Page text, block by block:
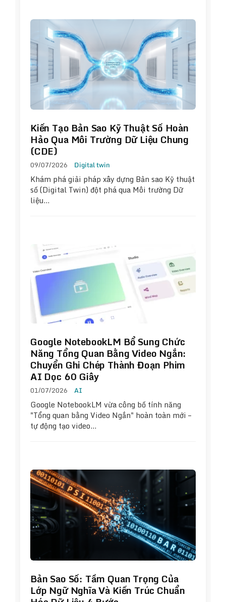
Kiến Tạo Bản Sao Kỹ Thuật Số Hoàn
Hảo Qua Môi Trường Dữ Liệu Chung
(CDE)
09/07/2026 Digital twin
Khám phá giải pháp xây dựng Bản sao Kỹ thuật
số (Digital Twin) đột phá qua Môi trường Dữ
liệu…
Google NotebookLM Bổ Sung Chức
Năng Tổng Quan Bằng Video Ngắn:
Chuyển Ghi Chép Thành Đoạn Phim
AI Dọc 60 Giây
01/07/2026 AI
Google NotebookLM vừa công bố tính năng
"Tổng quan bằng Video Ngắn" hoàn toàn mới –
tự động tạo video…
Bản Sao Số: Tầm Quan Trọng Của
Lớp Ngữ Nghĩa Và Kiến Trúc Chuẩn